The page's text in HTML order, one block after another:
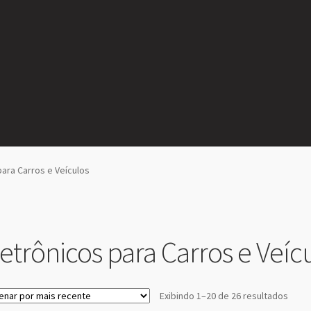
Carros e Veículos
para Carros e
Exibindo 1–20 de 26 resultados